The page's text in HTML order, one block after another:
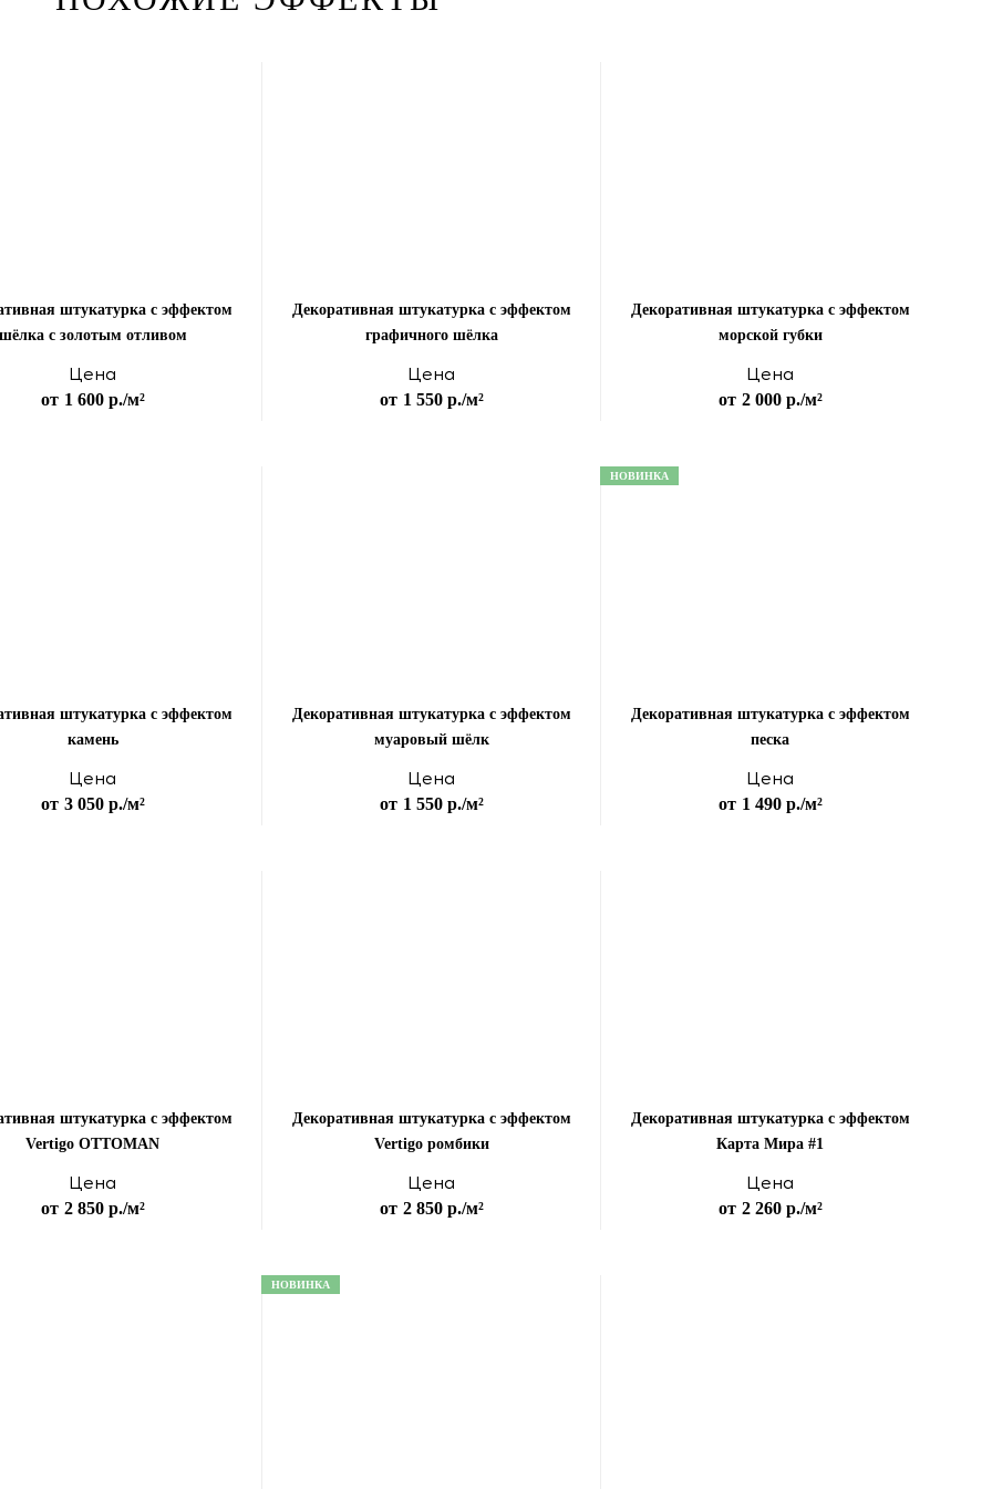
штукатурка с эффектом
с золотым отливом
Цена
от 1 600 р./м²
Декоративная штукатурка с эффектом
графичного шёлка
Цена
от 1 550 р./м²
Декоративная штукатурка с эффектом
морской губки
Цена
от 2 000 р./м²
штукатурка с эффектом
камень
Цена
от 3 050 р./м²
Декоративная штукатурка с эффектом
муаровый шёлк
Цена
от 1 550 р./м²
НОВИНКА
Декоративная штукатурка с эффектом
песка
Цена
от 1 490 р./м²
штукатурка с эффектом
Vertigo OTTOMAN
Цена
от 2 850 р./м²
Декоративная штукатурка с эффектом
Vertigo ромбики
Цена
от 2 850 р./м²
Декоративная штукатурка с эффектом
Карта Мира #1
Цена
от 2 260 р./м²
НОВИНКА